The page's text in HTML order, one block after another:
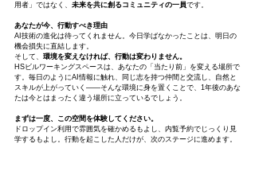
用者」ではなく、 未来を共に創るコミュニティの一員です。
あなたが今、行動すべき理由
AI技術の進化は待ってくれません。今日学ばなかったことは、明日の
機会損失に直結します。
そして、 環境を変えなければ、行動は変わりません。
HSビルワーキングスペースは、あなたの「当たり前」を変える場所で
す。毎日のようにAI情報に触れ、同じ志を持つ仲間と交流し、自然と
スキルが上がっていく——そんな環境に身を置くことで、1年後のあな
たは今とはまったく違う場所に立っているでしょう。
まずは一度、この空間を体験してください。
ドロップイン利用で雰囲気を確かめるもよし、内覧予約でじっくり見
学するもよし。行動を起こした人だけが、次のステージに進めます。